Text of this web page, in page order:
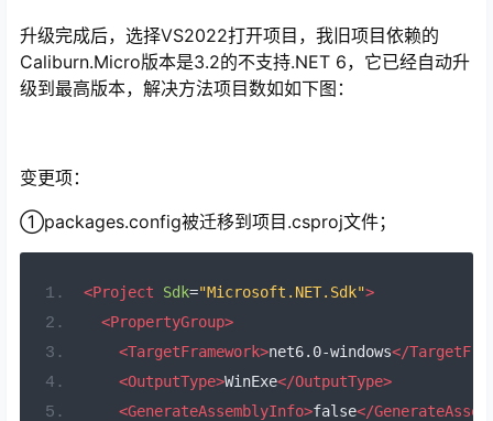
升级完成后，选择VS2022打开项目，我旧项目依赖的
Caliburn.Micro版本是3.2的不支持.NET 6，它已经自动升
级到最高版本，解决方法项目数如如下图：
变更项：
①packages.config被迁移到项目.csproj文件；
<Project Sdk="Microsoft.NET.Sdk">
<PropertyGroup>
<TargetFramework>net6.0-windows</
<OutputType>WinExe</OutputType>
<GenerateAssemblyInfo>false</